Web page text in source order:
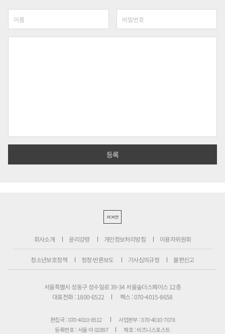
PC버전
회사소개 윤리강령 개인정보처리방침 이용자위원회
청소년보호정책 정정·반론보도 기사심의규정 불편신고
서울특별시 성동구 성수일로 39-34 서울숲더스페이스 12층
대표전화 : 1800-6522
팩스 : 070-4015-8658
편집국 : 070-4010-8512
사업본부 : 070-4010-7078
등록번호 : 서울 아 02897
제호 : 비즈니스포스트